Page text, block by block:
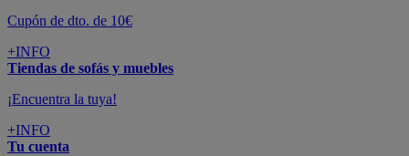
Cupón de dto. de 10€
+INFO
Tiendas de sofás y muebles
¡Encuentra la tuya!
+INFO
Tu cuenta